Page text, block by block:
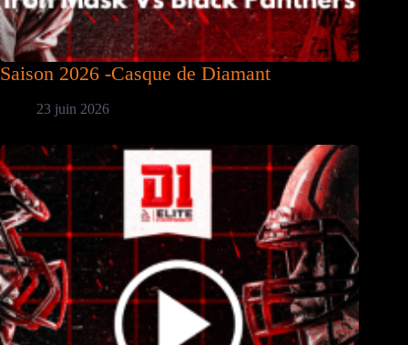
Saison 2026 -Casque de Diamant
23 juin 2026